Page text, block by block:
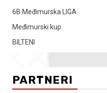
6B.Međimurska LIGA
Međimurski kup
BILTENI
PARTNERI